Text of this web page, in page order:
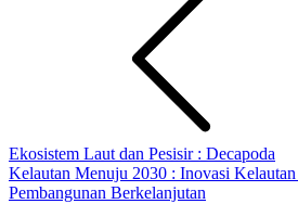
Ekosistem Laut dan Pesisir : Decapoda
Kelautan Menuju 2030 : Inovasi
Pembangunan Berkelanjutan